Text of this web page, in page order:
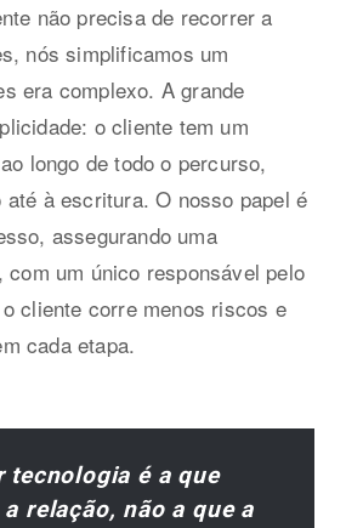
não precisa de recorrer a
nós simplificamos um
era complexo. A grande
o cliente tem um
longo de todo o percurso,
à escritura. O nosso papel é
assegurando uma
um único responsável pelo
cliente corre menos riscos e
cada etapa.
tecnologia é a que
relação, não a que a